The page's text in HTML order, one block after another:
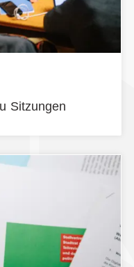
Sitzungen